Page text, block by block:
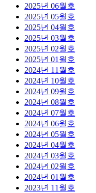
2025년 06월호
2025년 05월호
2025년 04월호
2025년 03월호
2025년 02월호
2025년 01월호
2024년 11월호
2024년 10월호
2024년 09월호
2024년 08월호
2024년 07월호
2024년 06월호
2024년 05월호
2024년 04월호
2024년 03월호
2024년 02월호
2024년 01월호
2023년 11월호